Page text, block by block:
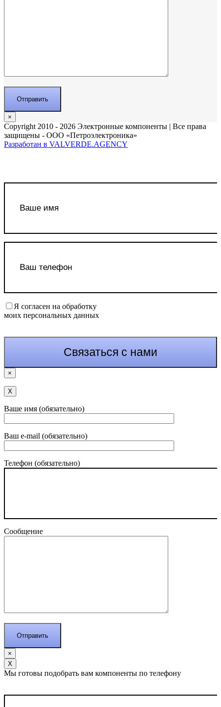
×
Copyright 2010 - 2026 Электронные компоненты | Все права
защищены - ООО «Петроэлектроника»
Разработан в VALVERDE.AGENCY
Я согласен на обработку
моих персональных данных
×
Х
Ваше имя (обязательно)
Ваш e-mail (обязательно)
Телефон (обязательно)
Сообщение
×
Х
Мы готовы подобрать вам компоненты по телефону